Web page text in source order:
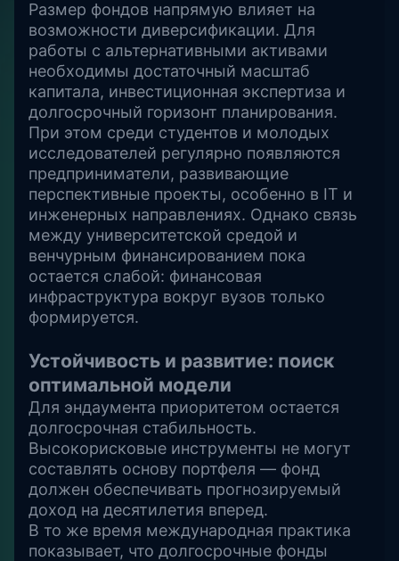
Размер фондов напрямую влияет на
возможности диверсификации. Для
работы с альтернативными активами
необходимы достаточный масштаб
капитала, инвестиционная экспертиза и
долгосрочный горизонт планирования.
При этом среди студентов и молодых
исследователей регулярно появляются
предприниматели, развивающие
перспективные проекты, особенно в IT и
инженерных направлениях. Однако связь
между университетской средой и
венчурным финансированием пока
остается слабой: финансовая
инфраструктура вокруг вузов только
формируется.
Устойчивость и развитие: поиск
оптимальной модели
Для эндаумента приоритетом остается
долгосрочная стабильность.
Высокорисковые инструменты не могут
составлять основу портфеля — фонд
должен обеспечивать прогнозируемый
доход на десятилетия вперед.
В то же время международная практика
показывает, что долгосрочные фонды